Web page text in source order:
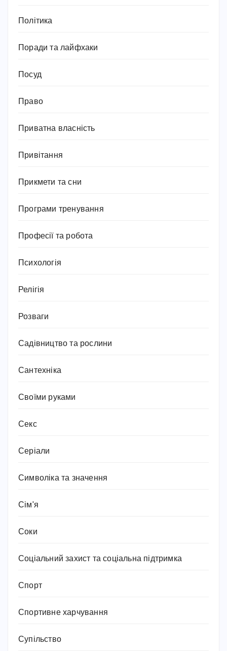
Політика
Поради та лайфхаки
Посуд
Право
Приватна власність
Привітання
Прикмети та сни
Програми тренування
Професії та робота
Психологія
Релігія
Розваги
Садівництво та рослини
Сантехніка
Своїми руками
Секс
Серіали
Символіка та значення
Сім'я
Соки
Соціальний захист та соціальна підтримка
Спорт
Спортивне харчування
Супільство